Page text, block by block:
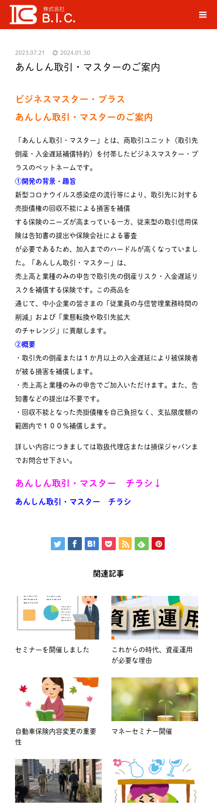
ーム
ブログ お知らせ
2023.07.21 2024.01.30
あんしん取引・マスターのご案内
ビジネスマスター・プラス
あんしん取引・マスターのご案内
「あんしん取引・マスター」とは、商取引ユニット（取引先
倒産・入金遅延補償特約）を付帯したビジネスマスター・プ
ラスのペットネームです。
①開発の背景・趣旨
新型コロナウイルス感染症の流行等により、取引先に対する
売掛債権の回収不能による損害を補償
する保険のニーズが高まっている一方、従来型の取引信用保
険は告知書の提出や保険会社による審査
が必要であるため、加入までのハードルが高くなっていまし
た。「あんしん取引・マスター」は、
売上高と業種のみの申告で取引先の倒産リスク・入金遅延リ
スクを補償する保険です。この商品を
通じて、中小企業の皆さまの「従業員の与信管理業務時間の
削減」および「業態転換や取引先拡大
のチャレンジ」に貢献します。
②概要
・取引先の倒産または１か月以上の入金遅延により被保険者
が被る損害を補償します。
・売上高と業種のみの申告でご加入いただけます。また、告
知書などの提出は不要です。
・回収不能となった売掛債権を自己負担なく、支払限度額の
範囲内で１００％補償します。
詳しい内容につきましては取扱代理店または損保ジャパンま
でお問合せ下さい。
あんしん取引・マスター チラシ↓
あんしん取引・マスター チラシ
関連記事
セミナーを開催しました
これからの時代、資産運用
が必要な理由
自動車保険内容変更の重要
性
マネーセミナー開催